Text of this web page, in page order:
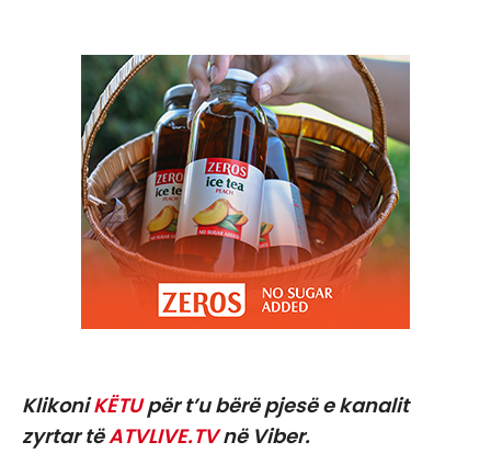
KlikoniKËTUpër t’u bërë pjesë e kanalit
zyrtar tëATVLIVE.TVnë Viber.